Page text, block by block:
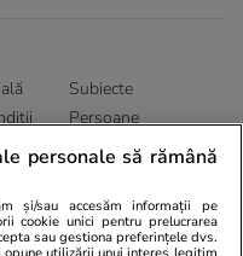
Subiecte
Persoane
Sitemap
personale să rămână
și/sau accesăm informații pe
cookie unici pentru prelucrarea
sau gestiona preferințele dvs.